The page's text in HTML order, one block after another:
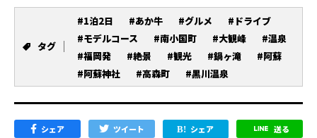
タグ
#1泊2日 #あか牛 #グルメ
#ドライブ
#モデルコース
#南小国町 #大観峰
#温泉
#福岡発
#絶景 #観光 #鍋ヶ滝
#阿蘇
#阿蘇神社
#高森町 #黒川温泉
シェア ツイート シェア 送る